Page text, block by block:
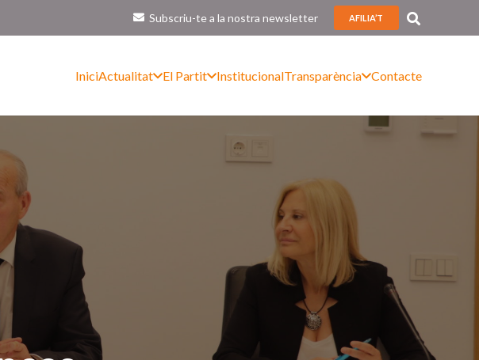
Subscriu-te a la nostra newsletter AFILIA’T
IniciActualitat El Partit InstitucionalTransparència Contacte